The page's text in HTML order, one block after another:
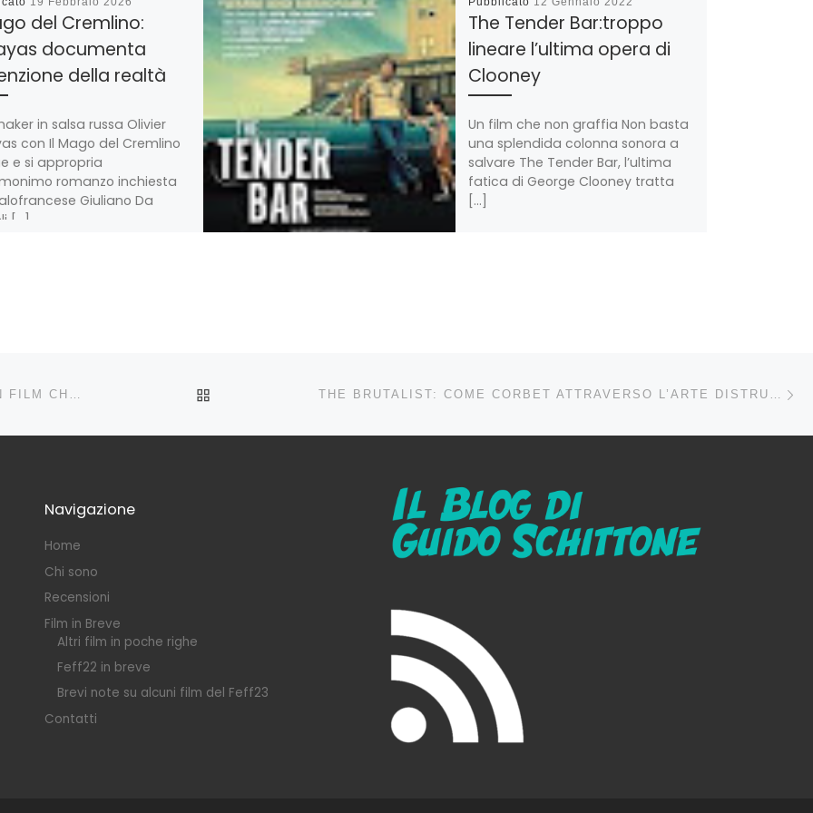
del Cremlino:
documenta
della realtà
in salsa russa Olivier
con Il Mago del Cremlino
e si appropria
romanzo inchiesta
Giuliano Da
[…]
The Tender Bar:troppo
lineare l’ultima opera di
Clooney
Un film che non graffia Non basta
una splendida colonna sonora a
salvare The Tender Bar, l’ultima
fatica di George Clooney tratta
[…]
RITORNA ALLA LISTA DEGLI ARTICOLI
Navigazione
Home
Chi sono
Recensioni
Film in Breve
Altri film in poche righe
Feff22 in breve
Brevi note su alcuni film del Feff23
Contatti